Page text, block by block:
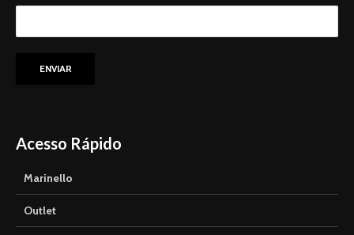
Acesso Rápido
Marinello
Outlet